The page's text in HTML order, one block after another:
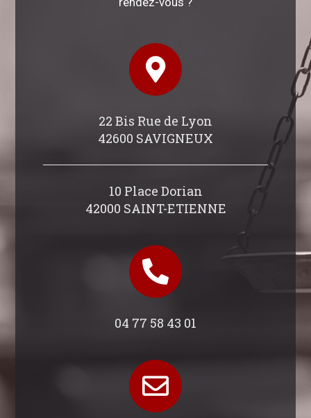
22 Bis Rue de Lyon
42600 SAVIGNEUX
10 Place Dorian
42000 SAINT-ETIENNE
04 77 58 43 01